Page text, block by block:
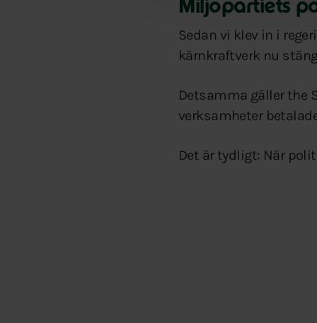
Miljöpartiets
Sedan vi klev in i
kärnkraftverk nu
Detsamma gäller the
verksamheter
Det är tydligt: När